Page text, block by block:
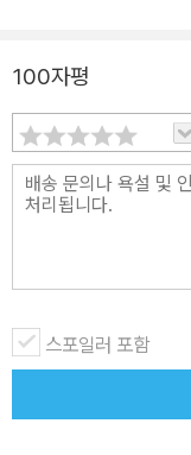
의 혀가 닿자마자 서로
서 끝날 것이다. 둘은
는 인체의 모든 분비선
자들은 남자의 침 속에
한 벌새 한 마리와 마
아가버렸고 그의 머릿
욕망 중추가 매력적인
게 만든다고 알려주었
100자평
스포일러 포함